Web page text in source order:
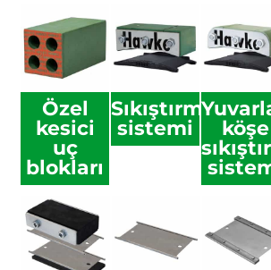
Özel
kesici
uç
blokları
Sıkıştırma
sistemi
köşe